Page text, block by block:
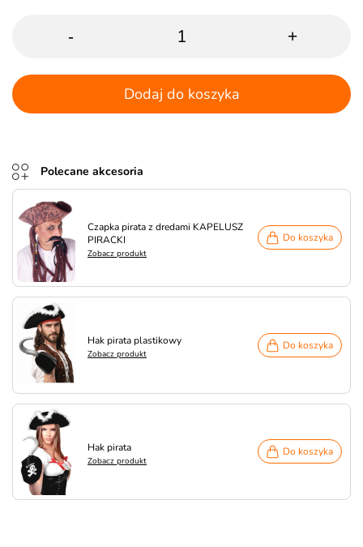
- +
Dodaj do koszyka
Polecane akcesoria
Czapka pirata z dredami KAPELUSZ
PIRACKI
Zobacz produkt
Do koszyka
Hak pirata plastikowy
Zobacz produkt
Do koszyka
Hak pirata
Zobacz produkt
Do koszyka